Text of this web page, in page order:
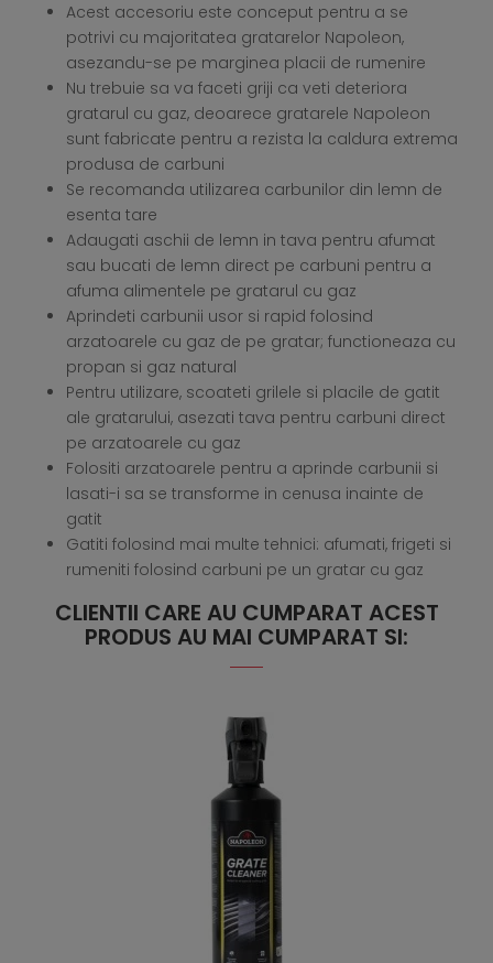
Acest accesoriu este conceput pentru a se
potrivi cu majoritatea gratarelor Napoleon,
asezandu-se pe marginea placii de rumenire
Nu trebuie sa va faceti griji ca veti deteriora
gratarul cu gaz, deoarece gratarele Napoleon
sunt fabricate pentru a rezista la caldura extrema
produsa de carbuni
Se recomanda utilizarea carbunilor din lemn de
esenta tare
Adaugati aschii de lemn in tava pentru afumat
sau bucati de lemn direct pe carbuni pentru a
afuma alimentele pe gratarul cu gaz
Aprindeti carbunii usor si rapid folosind
arzatoarele cu gaz de pe gratar; functioneaza cu
propan si gaz natural
Pentru utilizare, scoateti grilele si placile de gatit
ale gratarului, asezati tava pentru carbuni direct
pe arzatoarele cu gaz
Folositi arzatoarele pentru a aprinde carbunii si
lasati-i sa se transforme in cenusa inainte de
gatit
Gatiti folosind mai multe tehnici: afumati, frigeti si
rumeniti folosind carbuni pe un gratar cu gaz
CLIENTII CARE AU CUMPARAT ACEST
PRODUS AU MAI CUMPARAT SI: